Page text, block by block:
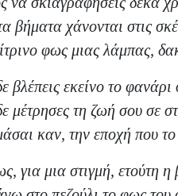
βήματα χάνονται στις
φως μιας λάμπας,
βλέπεις εκείνο το
μέτρησες τη ζωή σου σε
καν, την εποχή που
για μια στιγμή, ετούτη